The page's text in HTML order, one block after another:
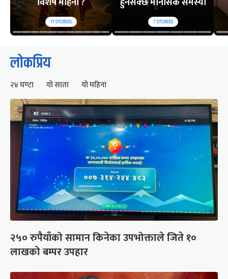
11STORIES 7STORIES
लोकप्रिय
२४ घण्टा यो साता यो महिना
२५० रुपैयाँको सामान किनेका उपभोक्ताले जिते १०
लाखको बम्पर उपहार